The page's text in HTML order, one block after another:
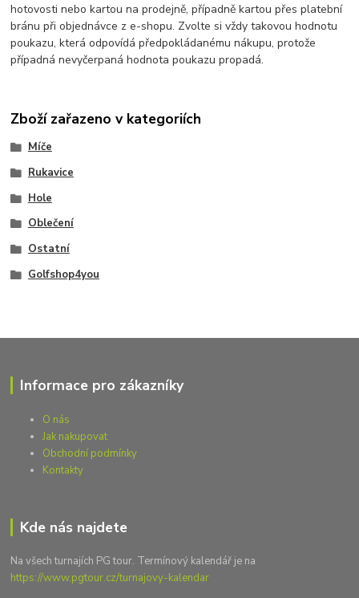
hotovosti nebo kartou na prodejně, případně kartou přes platební
bránu při objednávce z e-shopu. Zvolte si vždy takovou hodnotu
poukazu, která odpovídá předpokládanému nákupu, protože
případná nevyčerpaná hodnota poukazu propadá.
Zboží zařazeno v kategoriích
Míče
Rukavice
Hole
Oblečení
Ostatní
Golfshop4you
Informace pro zákazníky
O nás
Jak nakupovat
Obchodní podmínky
Kontakty
Kde nás najdete
Na všech turnajích PG tour. Termínový kalendář je na
https://www.pgtour.cz/turnajovy-kalendar